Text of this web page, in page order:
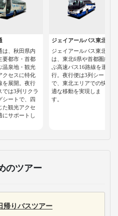
は、秋田県内
要都市・首都
温泉地・観光
クセスに特化
を展開。夜行
では3列リクラ
シートで、四
た観光アクセ
にサポートし
ジェイアールバス東北
ジェイアールバス東北
は、東北6県や首都圏結
ぶ高速バス16路線を運
行。夜行便は3列シート
で、東北エリアでの快
適な移動を実現しま
す。
のツアー
帰りバスツアー